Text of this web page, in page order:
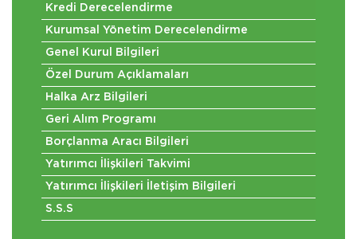
Kredi Derecelendirme
Kurumsal Yönetim Derecelendirme
Genel Kurul Bilgileri
Özel Durum Açıklamaları
Halka Arz Bilgileri
Geri Alım Programı
Borçlanma Aracı Bilgileri
Yatırımcı İlişkileri Takvimi
Yatırımcı İlişkileri İletişim Bilgileri
S.S.S